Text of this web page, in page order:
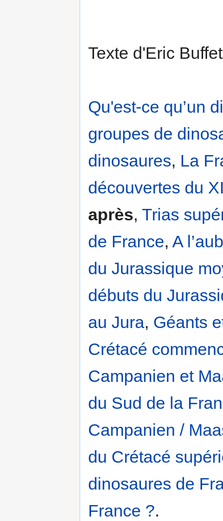
Texte d'Eric
Qu'est-ce qu’un
groupes de
dinosaures, La
découvertes du
après, Trias
de France, A
du Jurassique
débuts du
au Jura, Géants
Crétacé
Campanien et
du Sud de la
Campanien /
du Crétacé
dinosaures de
France ?.